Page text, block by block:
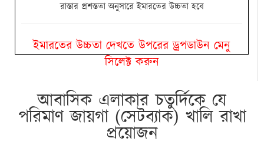
রাস্তার প্রশস্ততা অনুসারে ইমারতের উচ্চতা হবে
ইমারতের উচ্চতা দেখতে উপরের ড্রপডাউন মেনু
সিলেক্ট করুন
আবাসিক এলাকার চতুর্দিকে যে
পরিমাণ জায়গা (সেটব্যাক) খালি রাখা
প্রয়োজন